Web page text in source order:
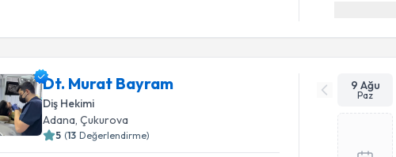
Dt. Murat Bayram
Diş Hekimi
Adana , Çukurova
5 (13 Değerlendirme)
9 Ağu
Paz